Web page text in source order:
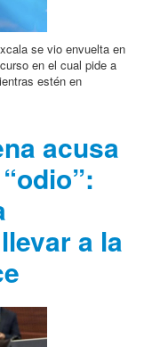
se vio envuelta en
en el cual pide a
estén en
acusa
a la